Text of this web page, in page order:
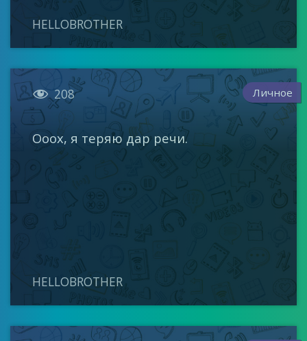
HELLOBROTHER
 208 Личное
Ооох, я теряю дар речи.
HELLOBROTHER